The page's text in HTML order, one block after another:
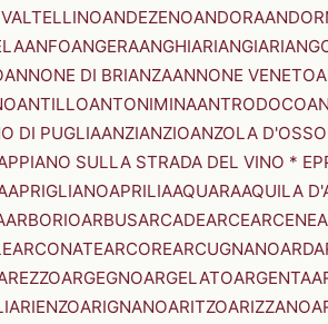
ANDEZENOANDORA
ANFOANGERAANGHIARIANGIARI
ANNONE DI BRIANZAANNONE VENETO
ANTILLOANTONIMINAANTRODOCO
DI PUGLIAANZIANZIOANZOLA
SULLA STRADA DEL VINO *
APRIGLIANOAPRILIAAQUARAAQUILA
ARBORIOARBUSARCADEARCEARCENE
ARCONATEARCOREARCUGNANO
ARGEGNOARGELATOARGENTA
ARIENZOARIGNANOARITZOARIZZANO